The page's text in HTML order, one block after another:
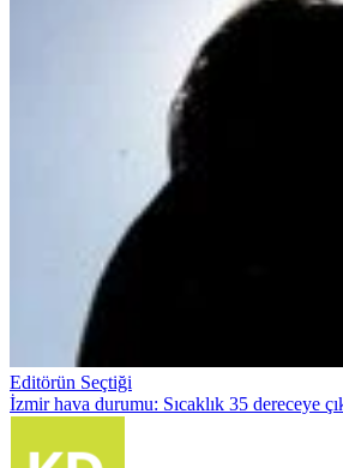
Editörün Seçtiği
İzmir hava durumu: Sıcaklık 35 dereceye